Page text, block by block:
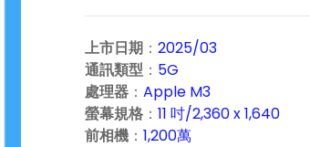
上市日期 ： 2025/03
通訊類型 ： 5G
處理器 ： Apple M3
螢幕規格 ： 11 吋/2,360 x 1,640
前相機 ： 1,200萬